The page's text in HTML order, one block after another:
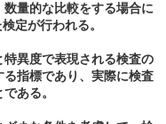
量的な比較をする場合に
定が行われる。
異度で表現される検査の
指標であり、実際に検査
ある。